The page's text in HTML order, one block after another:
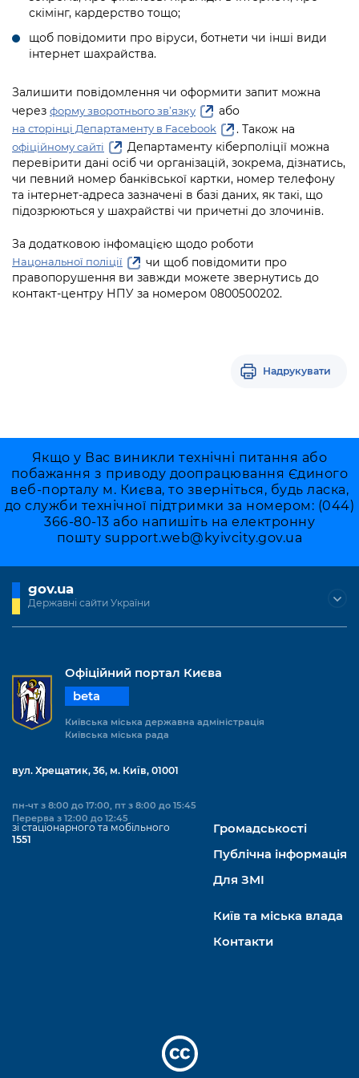
Підприємства, установи, організації
Kyiv International Relations
Гендерна політика
Безбар'єрність
Київська міська військова адміністрація
Портал Захисників та Захисниць
Безбар'єрність
Портал послуг
Міський застосунок Київ Цифровий
Важливе під час воєнного стану
Уряд» – місцевий рівень»
Важливе під час воєнного стану
Про відкриті дані
Портал даних Києва
скімінг, кардерство тощо;
щоб повідомити про віруси, ботнети чи інші види
інтернет шахрайства.
Залишити повідомлення чи оформити запит можна
через форму зворотнього зв’язку або
на сторінці Департаменту в Facebook . Також на
офіційному сайті
Департаменту кіберполіції можна
перевірити дані осіб чи організацій, зокрема, дізнатись,
чи певний номер банківської картки, номер телефону
та інтернет-адреса зазначені в базі даних, як такі, що
підозрюються у шахрайстві чи причетні до злочинів.
За додатковою інфомацією щодо роботи
Нацональної поліції
чи щоб повідомити про
правопорушення ви завжди можете звернутись до
контакт-центру НПУ за номером 0800500202.
Надрукувати
Якщо у Вас виникли технічні питання або
побажання з приводу доопрацювання Єдиного
веб-порталу м. Києва, то зверніться, будь ласка,
до служби технічної підтримки за номером: (044)
366-80-13 або напишіть на електронну
пошту support.web@kyivcity.gov.ua
gov.ua
Державні сайти України
Офіційний портал Києва
beta
Київська міська державна адміністрація
Київська міська рада
вул. Хрещатик, 36, м. Київ, 01001
пн-чт з 8:00 до 17:00, пт з 8:00 до 15:45
Перерва з 12:00 до 12:45
зі стаціонарного та мобільного
1551
Громадськості
Публічна інформація
Для ЗМІ
Київ та міська влада
Контакти